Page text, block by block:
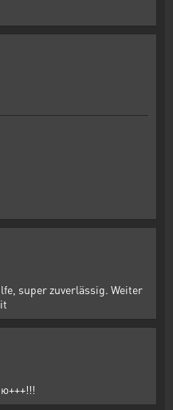
super zuverlässig. Weiter